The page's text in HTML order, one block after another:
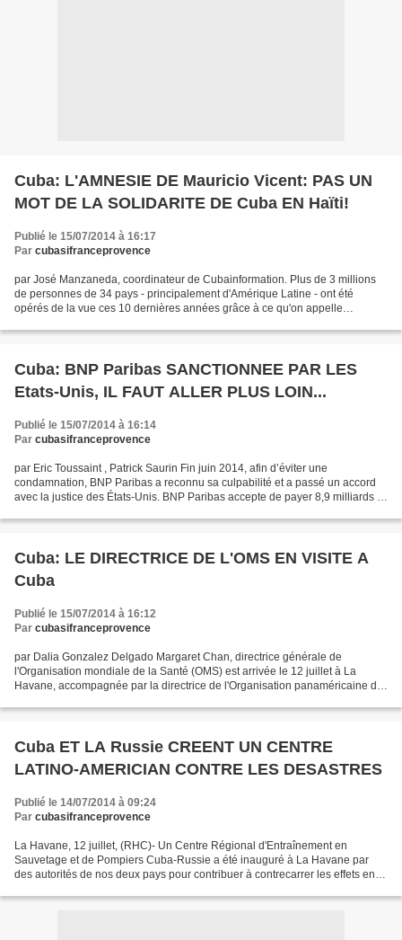
Cuba: L'AMNESIE DE Mauricio Vicent: PAS UN
MOT DE LA SOLIDARITE DE Cuba EN Haïti!
Publié le 15/07/2014 à 16:17
Par cubasifranceprovence
par José Manzaneda, coordinateur de Cubainformation. Plus de 3 millions
de personnes de 34 pays - principalement d'Amérique Latine - ont été
opérés de la vue ces 10 dernières années grâce à ce qu'on appelle
Cuba: BNP Paribas SANCTIONNEE PAR LES
Etats-Unis, IL FAUT ALLER PLUS LOIN...
Publié le 15/07/2014 à 16:14
Par cubasifranceprovence
par Eric Toussaint , Patrick Saurin Fin juin 2014, afin d’éviter une
condamnation, BNP Paribas a reconnu sa culpabilité et a passé un accord
avec la justice des États-Unis. BNP Paribas accepte de payer 8,9 milliards $
Cuba: LE DIRECTRICE DE L'OMS EN VISITE A
Cuba
Publié le 15/07/2014 à 16:12
Par cubasifranceprovence
par Dalia Gonzalez Delgado Margaret Chan, directrice générale de
l'Organisation mondiale de la Santé (OMS) est arrivée le 12 juillet à La
Havane, accompagnée par la directrice de l'Organisation panaméricaine de
Cuba ET LA Russie CREENT UN CENTRE
LATINO-AMERICIAN CONTRE LES DESASTRES
Publié le 14/07/2014 à 09:24
Par cubasifranceprovence
La Havane, 12 juillet, (RHC)- Un Centre Régional d'Entraînement en
Sauvetage et de Pompiers Cuba-Russie a été inauguré à La Havane par
des autorités de nos deux pays pour contribuer à contrecarrer les effets en